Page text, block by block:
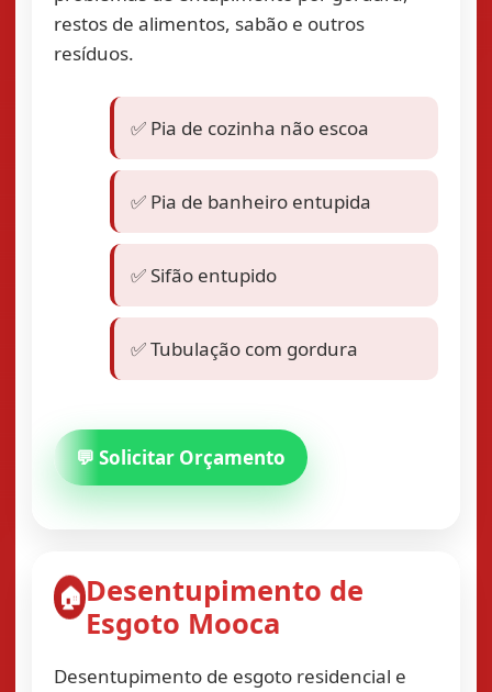
restos de alimentos, sabão e outros
resíduos.
✅ Pia de cozinha não escoa
✅ Pia de banheiro entupida
✅ Sifão entupido
✅ Tubulação com gordura
💬 Solicitar Orçamento
🏠Desentupimento de
Esgoto Mooca
Desentupimento de esgoto residencial e